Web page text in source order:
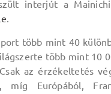
interjút a Mainichi
.
több mint 40
több mint 10
az érzékeltetés
míg Európából,